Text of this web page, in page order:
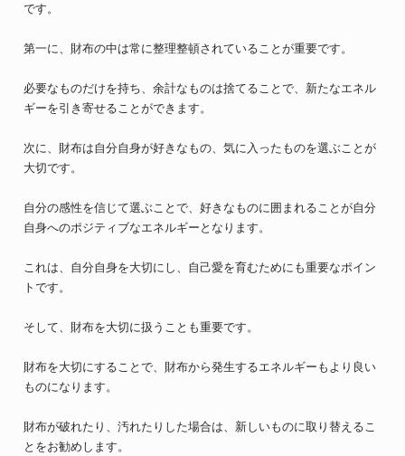
です。
第一に、財布の中は常に整理整頓されていることが重要です。
必要なものだけを持ち、余計なものは捨てることで、新たなエネル
ギーを引き寄せることができます。
次に、財布は自分自身が好きなもの、気に入ったものを選ぶことが
大切です。
自分の感性を信じて選ぶことで、好きなものに囲まれることが自分
自身へのポジティブなエネルギーとなります。
これは、自分自身を大切にし、自己愛を育むためにも重要なポイン
トです。
そして、財布を大切に扱うことも重要です。
財布を大切にすることで、財布から発生するエネルギーもより良い
ものになります。
財布が破れたり、汚れたりした場合は、新しいものに取り替えるこ
とをお勧めします。